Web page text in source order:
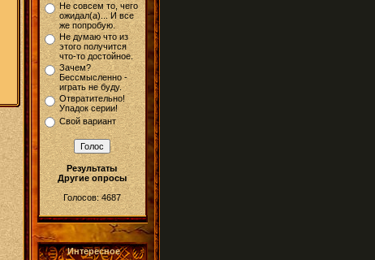
Не совсем то, чего
ожидал(а)... И все
же попробую.
Не думаю что из
этого получится
что-то достойное.
Зачем?
Бессмысленно -
играть не буду.
Отвратительно!
Упадок серии!
Свой вариант
Результаты
Другие опросы
Голосов: 4687
Интересное